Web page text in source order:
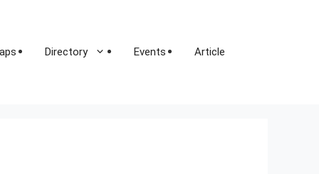
Directory Events Article